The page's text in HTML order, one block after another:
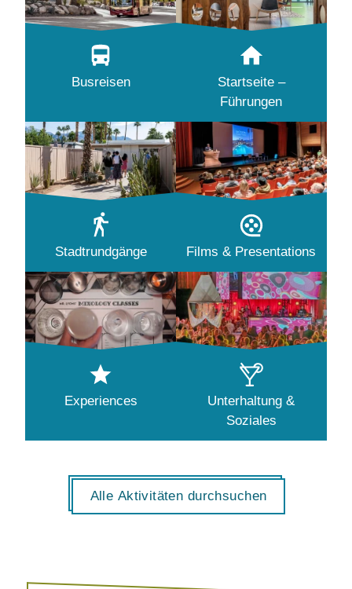
Busreisen
Startseite –
Führungen
Stadtrundgänge Films & Presentations
Experiences
Unterhaltung &
Soziales
Alle Aktivitäten durchsuchen